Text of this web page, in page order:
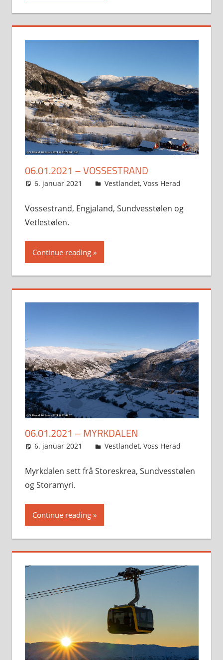
06.01.2021 – VOSSESTRAND
6. januar 2021 Svein
Vestlandet, Voss Herad
Vossestrand, Engjaland, Sundvesstølen og
Vetlestølen.
Continue reading
06.01.2021 – MYRKDALEN
6. januar 2021 Svein
Vestlandet, Voss Herad
Myrkdalen sett frå Storeskrea, Sundvesstølen
og Storamyri.
Continue reading